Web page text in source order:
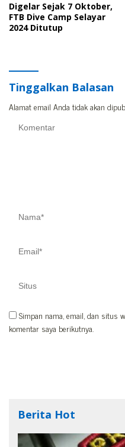
Digelar Sejak 7 Oktober,
FTB Dive Camp Selayar
2024 Ditutup
Tinggalkan Balasan
Alamat email Anda tidak akan
Simpan nama, email, dan situs
komentar saya berikutnya.
Berita Hot